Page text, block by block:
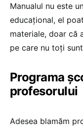
Manualul nu este
educațional, el
materiale, doar că
pe care nu toți
Programa
profesorului
Adesea blamăm